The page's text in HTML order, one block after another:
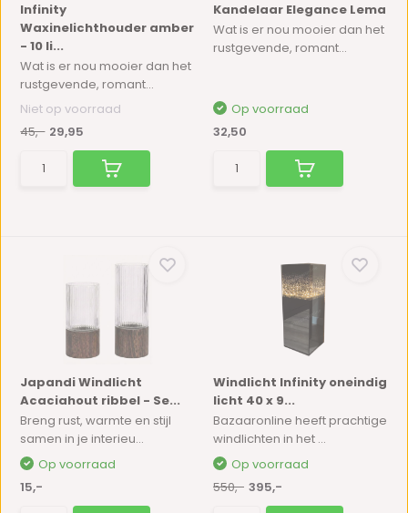
Infinity
Waxinelichthouder amber
- 10 li...
Wat is er nou mooier dan het
rustgevende, romant...
Niet op voorraad
45,- 29,95
Kandelaar Elegance Lema
Wat is er nou mooier dan het
rustgevende, romant...
Op voorraad
32,50
Japandi Windlicht
Acaciahout ribbel - Se...
Breng rust, warmte en stijl
samen in je interieu...
Op voorraad
15,-
Windlicht Infinity oneindig
licht 40 x 9...
Bazaaronline heeft prachtige
windlichten in het ...
Op voorraad
550,- 395,-